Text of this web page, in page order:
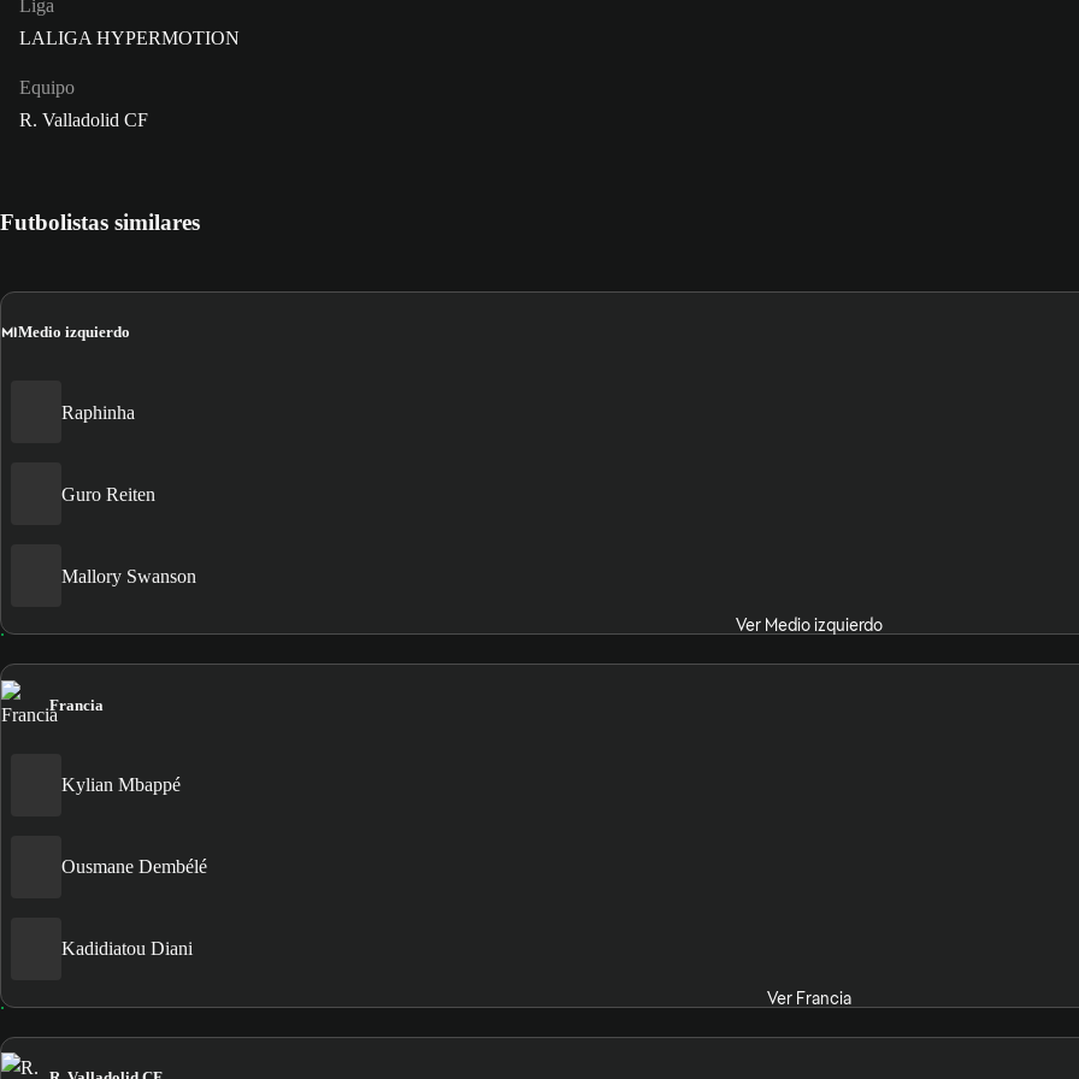
Liga
LALIGA HYPERMOTION
Equipo
R. Valladolid CF
Futbolistas similares
MIMedio izquierdo
Raphinha
Guro Reiten
Mallory Swanson
Ver Medio izquierdo
Francia
Kylian Mbappé
Ousmane Dembélé
Kadidiatou Diani
Ver Francia